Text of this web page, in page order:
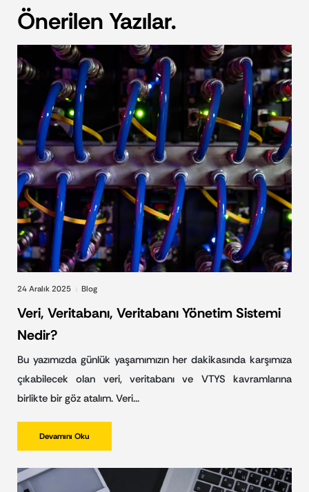
Önerilen Yazılar.
24 Aralık 2025 Blog
Veri, Veritabanı, Veritabanı Yönetim Sistemi
Nedir?
Bu yazımızda günlük yaşamımızın her dakikasında karşımıza
çıkabilecek olan veri, veritabanı ve VTYS kavramlarına
birlikte bir göz atalım. Veri…
Devamını Oku